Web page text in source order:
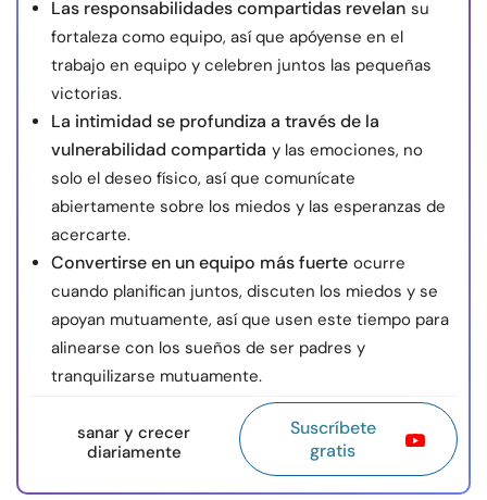
Las responsabilidades compartidas revelan su
fortaleza como equipo, así que apóyense en el
trabajo en equipo y celebren juntos las pequeñas
victorias.
La intimidad se profundiza a través de la
vulnerabilidad compartida y las emociones, no
solo el deseo físico, así que comunícate
abiertamente sobre los miedos y las esperanzas de
acercarte.
Convertirse en un equipo más fuerte ocurre
cuando planifican juntos, discuten los miedos y se
apoyan mutuamente, así que usen este tiempo para
alinearse con los sueños de ser padres y
tranquilizarse mutuamente.
sanar y crecer
diariamente
Suscríbete
gratis